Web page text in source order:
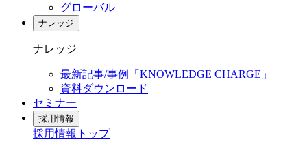
グローバル
ナレッジ
ナレッジ
最新記事/事例「KNOWLEDGE CHARGE」
資料ダウンロード
セミナー
採用情報
採用情報 トップ